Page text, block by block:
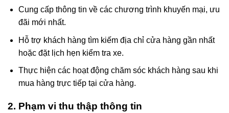
Cung cấp thông tin về các chương trình khuyến mại, ưu
đãi mới nhất.
Hỗ trợ khách hàng tìm kiếm địa chỉ cửa hàng gần nhất
hoặc đặt lịch hẹn kiểm tra xe.
Thực hiện các hoạt động chăm sóc khách hàng sau khi
mua hàng trực tiếp tại cửa hàng.
2. Phạm vi thu thập thông tin